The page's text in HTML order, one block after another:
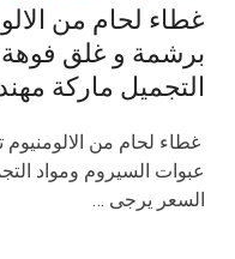
غطاء لحام من
برشمة و غلق فوهة
التجميل ماركة
غطاء لحام من
عبوات السيروم ومواد
السعر يرجى …